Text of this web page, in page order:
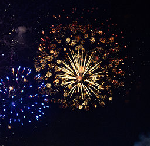
ジー教会
ベント
ャベッジ氏—
会指導者
アプライド･スカラスティック
クリミノン
ナルコノン
真実を知ってください：薬物
ユナイテッド･フォー･ヒュー
ツ
一般向け
入門フィ
初級のサ